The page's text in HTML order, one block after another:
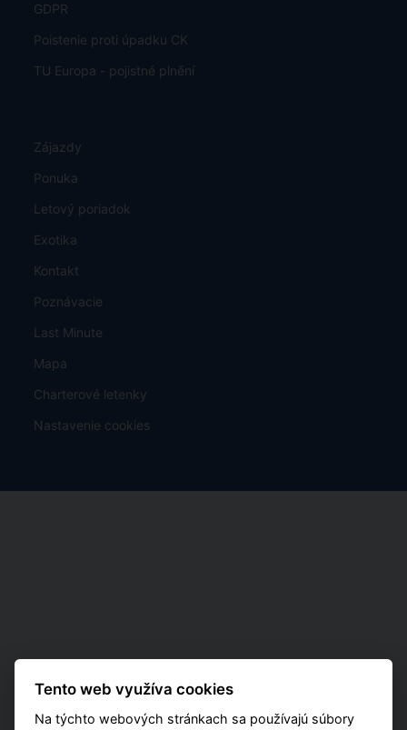
GDPR
Poistenie proti úpadku CK
TU Europa - pojistné plnění
Zájazdy
Ponuka
Letový poriadok
Exotika
Kontakt
Poznávacie
Last Minute
Mapa
Charterové letenky
Nastavenie cookies
Tento web využíva cookies
Na týchto webových stránkach sa používajú súbory